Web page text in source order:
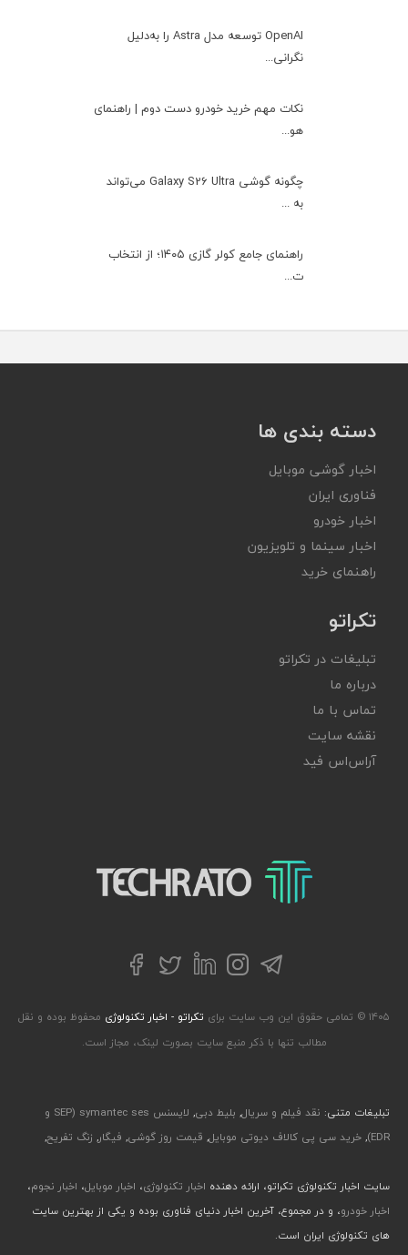
OpenAI توسعه مدل Astra را به‌دلیل
نگرانی...
نکات مهم خرید خودرو دست دوم | راهنمای
هو...
چگونه گوشی Galaxy S26 Ultra می‌تواند
به ...
راهنمای جامع کولر گازی ۱۴۰۵؛ از انتخاب
ت...
دسته بندی ها
اخبار گوشی موبایل
فناوری ایران
اخبار خودرو
اخبار سینما و تلویزیون
راهنمای خرید
تکراتو
تبلیغات در تکراتو
درباره ما
تماس با ما
نقشه سایت
آر‌اس‌اس فید
تکراتو – زندگی با تکنولوژی
تلگراماینستاگرام
لینکداینتوییترفیسبوک
۱۴۰۵ © تمامی حقوق این وب سایت برای تکراتو - اخبار تکنولوژی محفوظ بوده و نقل
مطالب تنها با ذکر منبع سایت بصورت لینک، مجاز است.
تبلیغات متنی: نقد فیلم و سریال, بلیط دبی,
لایسنس symantec ses (SEP و
EDR)
, خرید سی پی کالاف دیوتی موبایل, قیمت روز گوشی, فیگار, زنگ تفریح,
سایت اخبار تکنولوژی تکراتو، ارائه دهنده اخبار تکنولوژی، اخبار موبایل، اخبار نجوم،
اخبار خودرو، و در مجموع، آخرین اخبار دنیای فناوری بوده و یکی از بهترین سایت
های تکنولوژی ایران است.